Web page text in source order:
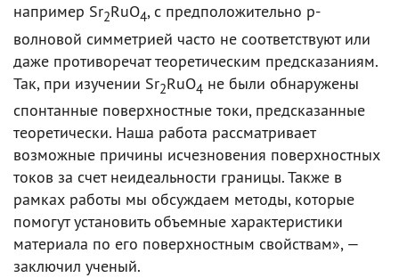
например Sr2RuO4, с предположительно p-
волновой симметрией часто не соответствуют или
даже противоречат теоретическим предсказаниям.
Так, при изучении Sr2RuO4 не были обнаружены
спонтанные поверхностные токи, предсказанные
теоретически. Наша работа рассматривает
возможные причины исчезновения поверхностных
токов за счет неидеальности границы. Также в
рамках работы мы обсуждаем методы, которые
помогут установить объемные характеристики
материала по его поверхностным свойствам», —
заключил ученый.